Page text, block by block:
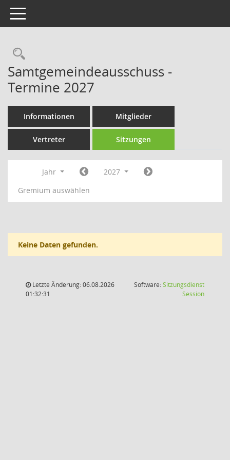
Toggle navigation
Rechercheauswahl
Samtgemeindeausschuss -
Termine 2027
Informationen Mitglieder
Vertreter Sitzungen
Jahr
2027
Gremium auswählen
Keine Daten gefunden.
Letzte Änderung: 06.08.2026
01:32:31
Software:Sitzungsdienst
Session(Wird in